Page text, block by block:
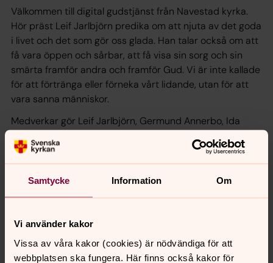
Samtycke Information Om
Vi använder kakor
Vissa av våra kakor (cookies) är nödvändiga för att
webbplatsen ska fungera. Här finns också kakor för
Välkommen till digital gudstjänst från Navestad kyrka.
Hör präst Leif Jarlbjörn predika om att njuta av det goda
i livet och det som gör oss glada. Han talar också om att
få vara öppen och sårbar, att få visa sin sorg och sin
smärta framför andra och framför Gud. Vi är inte kallade
för att förtränga eller förneka vårt lidande, utan för att
vara sanna människor.
Medverkar gör Leif Jarlbjörn, Germund Annerbo, Ida
Synpunkter eller frågor på sidans
norrkoping@svenskakyrkan.se